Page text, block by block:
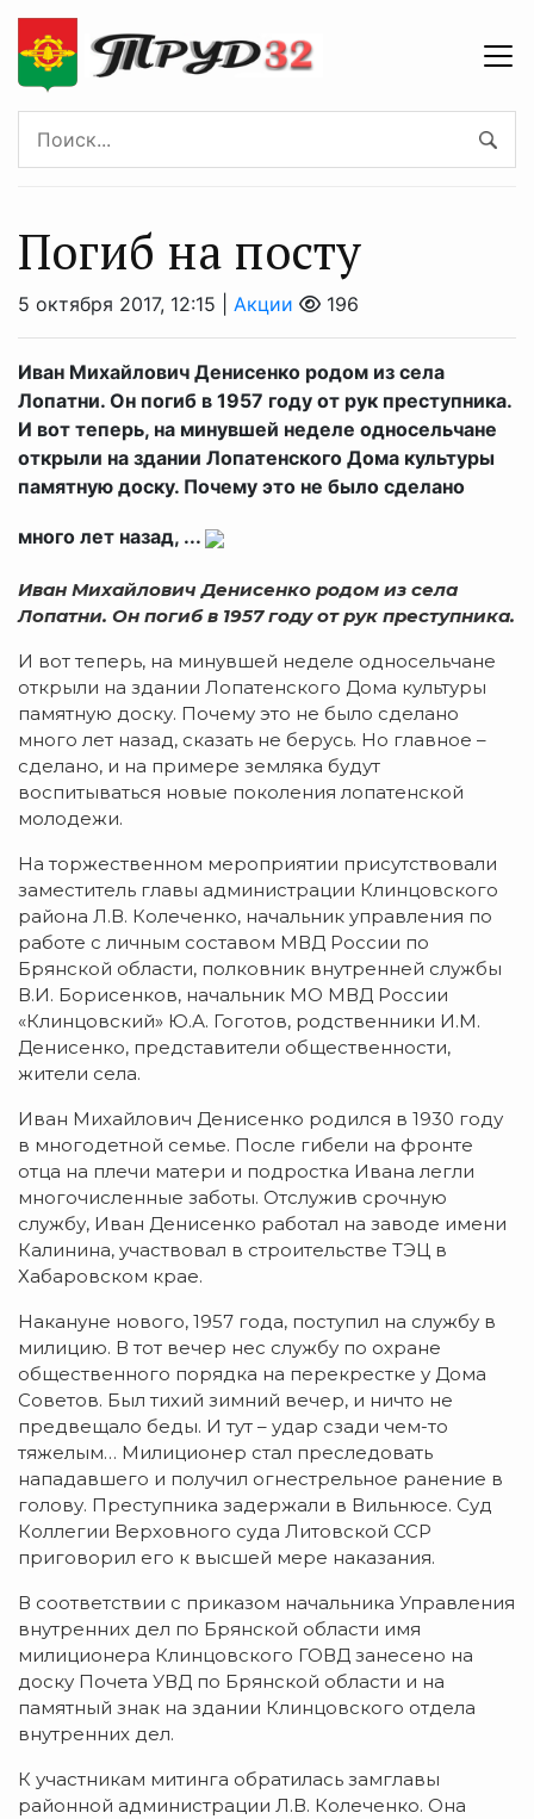
Погиб на посту
5 октября 2017, 12:15 | Акции 196
Иван Михайлович Денисенко родом из села
Лопатни. Он погиб в 1957 году от рук преступника.
И вот теперь, на минувшей неделе односельчане
открыли на здании Лопатенского Дома культуры
памятную доску. Почему это не было сделано
много лет назад, ...
Иван Михайлович Денисенко родом из села
Лопатни. Он погиб в 1957 году от рук преступника.
И вот теперь, на минувшей неделе односельчане
открыли на здании Лопатенского Дома культуры
памятную доску. Почему это не было сделано
много лет назад, сказать не берусь. Но главное –
сделано, и на примере земляка будут
воспитываться новые поколения лопатенской
молодежи.
На торжественном мероприятии присутствовали
заместитель главы администрации Клинцовского
района Л.В. Колеченко, начальник управления по
работе с личным составом МВД России по
Брянской области, полковник внутренней службы
В.И. Борисенков, начальник МО МВД России
«Клинцовский» Ю.А. Гоготов, родственники И.М.
Денисенко, представители общественности,
жители села.
Иван Михайлович Денисенко родился в 1930 году
в многодетной семье. После гибели на фронте
отца на плечи матери и подростка Ивана легли
многочисленные заботы. Отслужив срочную
службу, Иван Денисенко работал на заводе имени
Калинина, участвовал в строительстве ТЭЦ в
Хабаровском крае.
Накануне нового, 1957 года, поступил на службу в
милицию. В тот вечер нес службу по охране
общественного порядка на перекрестке у Дома
Советов. Был тихий зимний вечер, и ничто не
предвещало беды. И тут – удар сзади чем-то
тяжелым… Милиционер стал преследовать
нападавшего и получил огнестрельное ранение в
голову. Преступника задержали в Вильнюсе. Суд
Коллегии Верховного суда Литовской ССР
приговорил его к высшей мере наказания.
В соответствии с приказом начальника Управления
внутренних дел по Брянской области имя
милиционера Клинцовского ГОВД занесено на
доску Почета УВД по Брянской области и на
памятный знак на здании Клинцовского отдела
внутренних дел.
К участникам митинга обратилась замглавы
районной администрации Л.В. Колеченко. Она